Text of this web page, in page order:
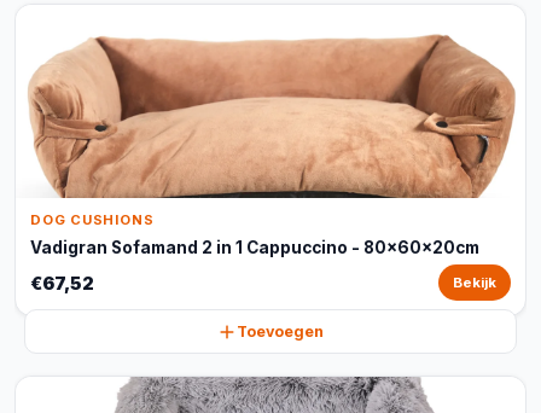
DOG CUSHIONS
Vadigran Sofamand 2 in 1 Cappuccino - 80x60x20cm
€67,52 Bekijk
Toevoegen